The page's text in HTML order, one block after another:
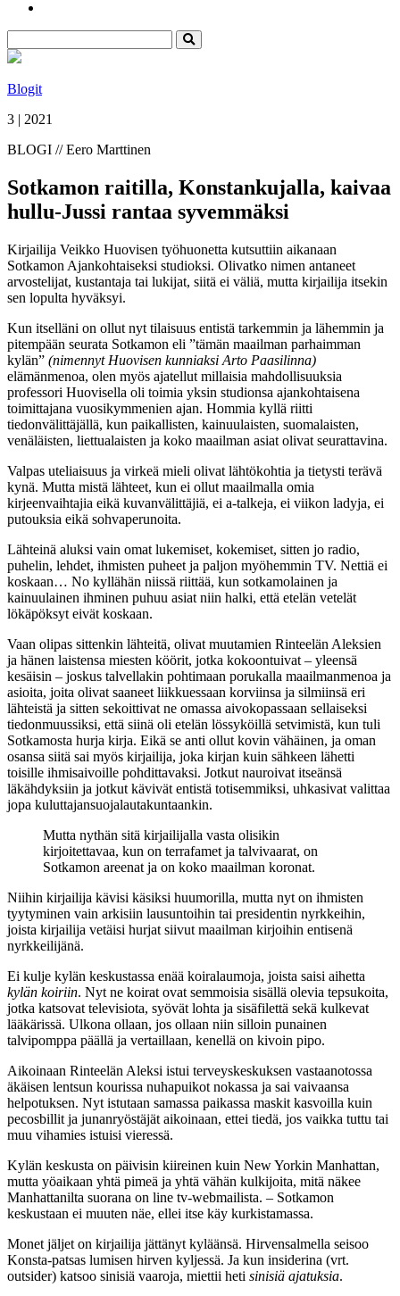
Blogit
3 | 2021
BLOGI // Eero Marttinen
Sotkamon raitilla, Konstankujalla, kaivaa
hullu-Jussi rantaa syvemmäksi
Kirjailija Veikko Huovisen työhuonetta kutsuttiin aikanaan
Sotkamon Ajankohtaiseksi studioksi. Olivatko nimen antaneet
arvostelijat, kustantaja tai lukijat, siitä ei väliä, mutta kirjailija itsekin
sen lopulta hyväksyi.
Kun itselläni on ollut nyt tilaisuus entistä tarkemmin ja lähemmin ja
pitempään seurata Sotkamon eli ”tämän maailman parhaimman
kylän” (nimennyt Huovisen kunniaksi Arto Paasilinna)
elämänmenoa, olen myös ajatellut millaisia mahdollisuuksia
professori Huovisella oli toimia yksin studionsa ajankohtaisena
toimittajana vuosikymmenien ajan. Hommia kyllä riitti
tiedonvälittäjällä, kun paikallisten, kainuulaisten, suomalaisten,
venäläisten, liettualaisten ja koko maailman asiat olivat seurattavina.
Valpas uteliaisuus ja virkeä mieli olivat lähtökohtia ja tietysti terävä
kynä. Mutta mistä lähteet, kun ei ollut maailmalla omia
kirjeenvaihtajia eikä kuvanvälittäjiä, ei a-talkeja, ei viikon ladyja, ei
putouksia eikä sohvaperunoita.
Lähteinä aluksi vain omat lukemiset, kokemiset, sitten jo radio,
puhelin, lehdet, ihmisten puheet ja paljon myöhemmin TV. Nettiä ei
koskaan… No kyllähän niissä riittää, kun sotkamolainen ja
kainuulainen ihminen puhuu asiat niin halki, että etelän vetelät
lökäpöksyt eivät koskaan.
Vaan olipas sittenkin lähteitä, olivat muutamien Rinteelän Aleksien
ja hänen laistensa miesten köörit, jotka kokoontuivat – yleensä
kesäisin – joskus talvellakin pohtimaan porukalla maailmanmenoa ja
asioita, joita olivat saaneet liikkuessaan korviinsa ja silmiinsä eri
lähteistä ja sitten sekoittivat ne omassa aivokopassaan sellaiseksi
tiedonmuussiksi, että siinä oli etelän lössyköillä setvimistä, kun tuli
Sotkamosta hurja kirja. Eikä se anti ollut kovin vähäinen, ja oman
osansa siitä sai myös kirjailija, joka kirjan kuin sähkeen lähetti
toisille ihmisaivoille pohdittavaksi. Jotkut nauroivat itseänsä
läkähdyksiin ja jotkut kävivät entistä totisemmiksi, uhkasivat valittaa
jopa kuluttajansuojalautakuntaankin.
Mutta nythän sitä kirjailijalla vasta olisikin
kirjoitettavaa, kun on terrafamet ja talvivaarat, on
Sotkamon areenat ja on koko maailman koronat.
Niihin kirjailija kävisi käsiksi huumorilla, mutta nyt on ihmisten
tyytyminen vain arkisiin lausuntoihin tai presidentin nyrkkeihin,
joista kirjailija vetäisi hurjat siivut maailman kirjoihin entisenä
nyrkkeilijänä.
Ei kulje kylän keskustassa enää koiralaumoja, joista saisi aihetta
kylän koiriin. Nyt ne koirat ovat semmoisia sisällä olevia tepsukoita,
jotka katsovat televisiota, syövät lohta ja sisäfilettä sekä kulkevat
lääkärissä. Ulkona ollaan, jos ollaan niin silloin punainen
talvipomppa päällä ja vertaillaan, kenellä on kivoin pipo.
Aikoinaan Rinteelän Aleksi istui terveyskeskuksen vastaanotossa
äkäisen lentsun kourissa nuhapuikot nokassa ja sai vaivaansa
helpotuksen. Nyt istutaan samassa paikassa maskit kasvoilla kuin
pecosbillit ja junanryöstäjät aikoinaan, ettei tiedä, jos vaikka tuttu tai
muu vihamies istuisi vieressä.
Kylän keskusta on päivisin kiireinen kuin New Yorkin Manhattan,
mutta yöaikaan yhtä pimeä ja yhtä vähän kulkijoita, mitä näkee
Manhattanilta suorana on line tv-webmailista. – Sotkamon
keskustaan ei muuten näe, ellei itse käy kurkistamassa.
Monet jäljet on kirjailija jättänyt kyläänsä. Hirvensalmella seisoo
Konsta-patsas lumisen hirven kyljessä. Ja kun insiderina (vrt.
outsider) katsoo sinisiä vaaroja, miettii heti sinisiä ajatuksia.